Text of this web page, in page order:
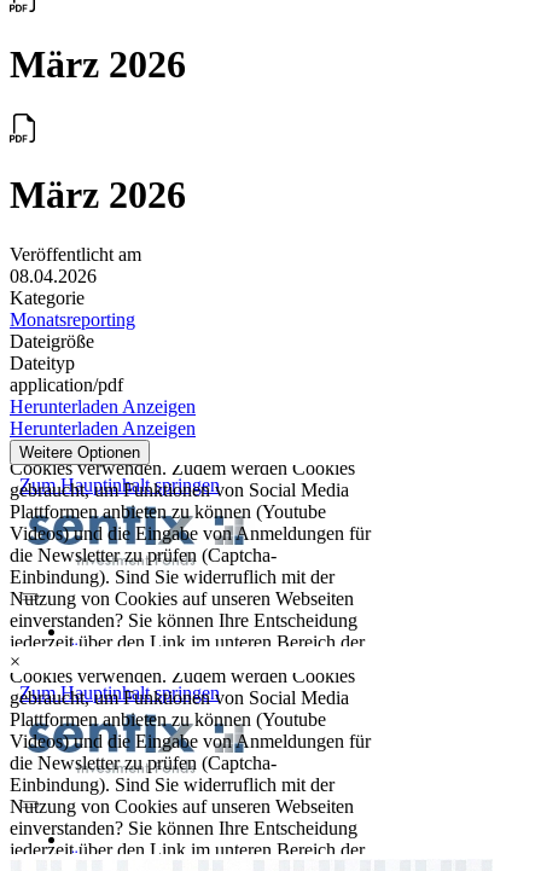
März 2026
März 2026
Veröffentlicht am
08.04.2026
Kategorie
Monatsreporting
Dateigröße
Dateityp
application/pdf
Herunterladen Anzeigen
Herunterladen Anzeigen
Weitere Optionen
×